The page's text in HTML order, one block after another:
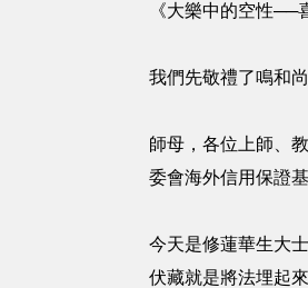
《大樂中的空性──
我們先敬禮了鳴和
師母，各位上師、
委會海外信用保證
今天是修蓮華生大
伏藏就是將法埋起